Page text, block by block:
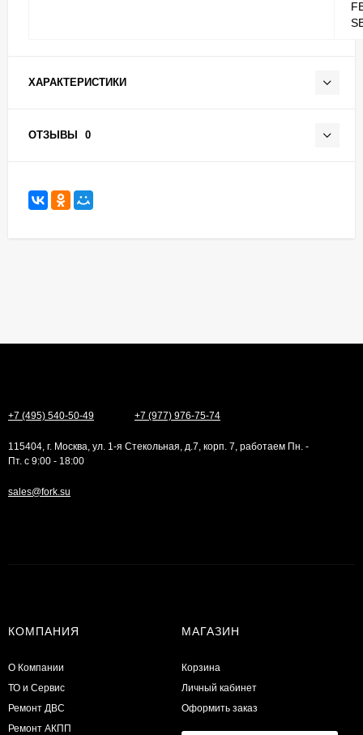
ХАРАКТЕРИСТИКИ
ОТЗЫВЫ 0
+7 (495) 540-50-49 +7 (977) 976-75-74
115404, г. Москва, ул. 1-я Стекольная, д.7, корп. 7, работаем Пн. -
Пт. с 9:00 - 18:00
sales@fork.su
КОМПАНИЯ
О Компании
ТО и Сервис
​Ремонт ДВС
Ремонт АКПП
МАГАЗИН
Корзина
Личный кабинет
Оформить заказ